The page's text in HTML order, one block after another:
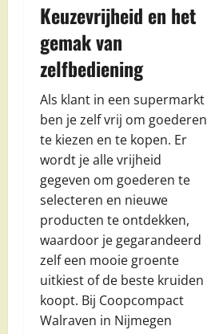
Keuzevrijheid en het
gemak van
zelfbediening
Als klant in een supermarkt
ben je zelf vrij om goederen
te kiezen en te kopen. Er
wordt je alle vrijheid
gegeven om goederen te
selecteren en nieuwe
producten te ontdekken,
waardoor je gegarandeerd
zelf een mooie groente
uitkiest of de beste kruiden
koopt. Bij Coopcompact
Walraven in Nijmegen